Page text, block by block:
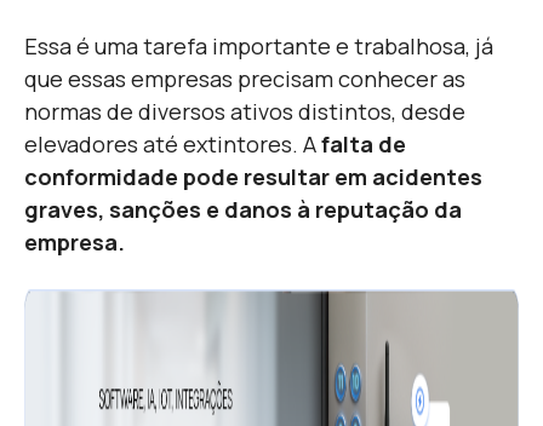
Essa é uma tarefa importante e trabalhosa, já
que essas empresas precisam conhecer as
normas de diversos ativos distintos, desde
elevadores até extintores. Afalta de
conformidade pode resultar em acidentes
graves, sanções e danos à reputação da
empresa.